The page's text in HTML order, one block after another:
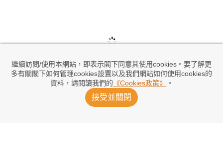
繼續訪問/使用本網站，即表示閣下同意其使用cookies。要了解更
多有關閣下如何管理cookies設置以及我們網站如何使用cookies的
資料，請閱讀我們的 《Cookies政策》 。
接受並關閉